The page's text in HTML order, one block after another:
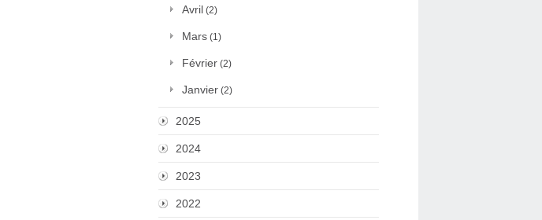
Avril (2)
Mars (1)
Février (2)
Janvier (2)
2025
2024
2023
2022